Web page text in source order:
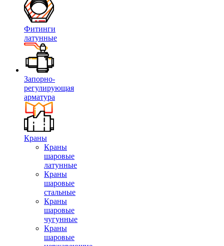
Фитинги
латунные
Запорно-
регулирующая
арматура
Краны
Краны
шаровые
латунные
Краны
шаровые
стальные
Краны
шаровые
чугунные
Краны
шаровые